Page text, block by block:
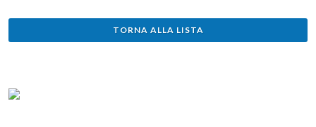
TORNA ALLA LISTA